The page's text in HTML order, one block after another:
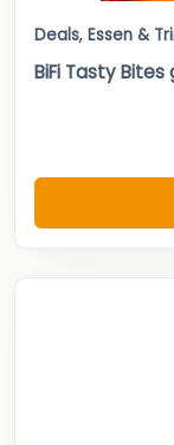
Deals, Essen &
BiFi Tasty